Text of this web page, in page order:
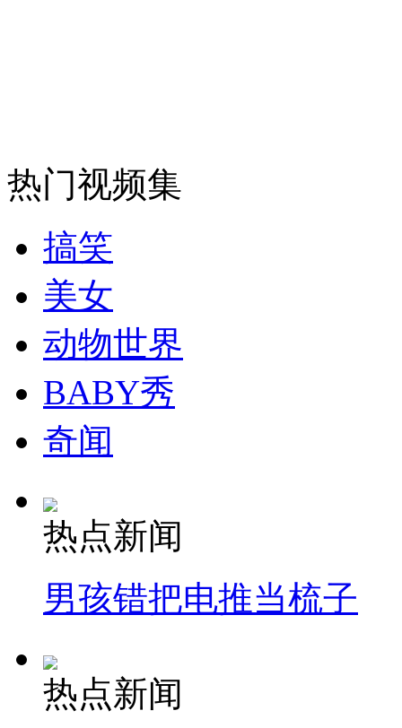
走！跟着总书记去植树
消防员救轻生者
热门视频集
搞笑
美女
动物世界
BABY秀
奇闻
热点新闻
男孩错把电推当梳子
热点新闻